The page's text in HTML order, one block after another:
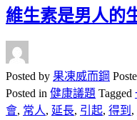
維生素是男人的
Posted by 果凍威而鋼
Posted in 健康議題 Tagged
會, 常人, 延長, 引起, 得到 ,